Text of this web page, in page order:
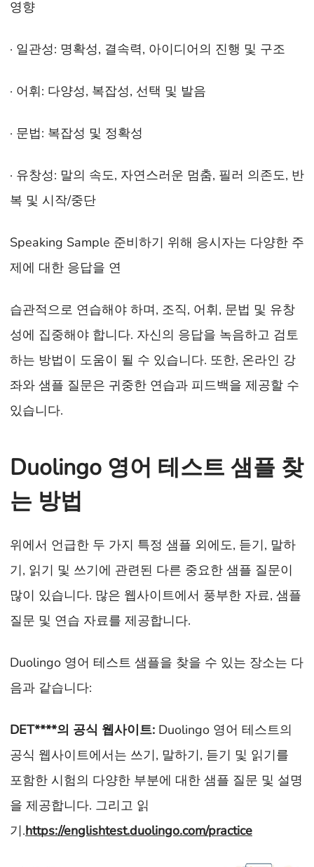
영향
· 일관성: 명확성, 결속력, 아이디어의 진행 및 구조
· 어휘: 다양성, 복잡성, 선택 및 발음
· 문법: 복잡성 및 정확성
· 유창성: 말의 속도, 자연스러운 멈춤, 필러 의존도, 반
복 및 시작/중단
Speaking Sample 준비하기 위해 응시자는 다양한 주
제에 대한 응답을 연
습관적으로 연습해야 하며, 조직, 어휘, 문법 및 유창
성에 집중해야 합니다. 자신의 응답을 녹음하고 검토
하는 방법이 도움이 될 수 있습니다. 또한, 온라인 강
좌와 샘플 질문은 귀중한 연습과 피드백을 제공할 수
있습니다.
Duolingo 영어 테스트 샘플 찾
는 방법
위에서 언급한 두 가지 특정 샘플 외에도, 듣기, 말하
기, 읽기 및 쓰기에 관련된 다른 중요한 샘플 질문이
많이 있습니다. 많은 웹사이트에서 풍부한 자료, 샘플
질문 및 연습 자료를 제공합니다.
Duolingo 영어 테스트 샘플을 찾을 수 있는 장소는 다
음과 같습니다:
DET****의 공식 웹사이트: Duolingo 영어 테스트의
공식 웹사이트에서는 쓰기, 말하기, 듣기 및 읽기를
포함한 시험의 다양한 부분에 대한 샘플 질문 및 설명
을 제공합니다. 그리고 읽
기.https://englishtest.duolingo.com/practice